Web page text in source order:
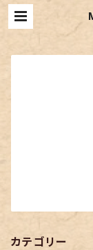
カテゴリー